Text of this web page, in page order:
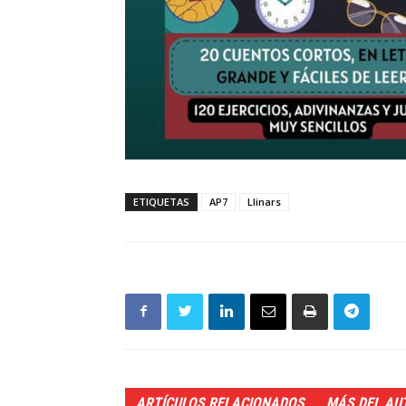
ETIQUETAS AP7 Llinars
ARTÍCULOS RELACIONADOS MÁS DEL